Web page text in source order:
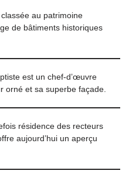
au patrimoine
de bâtiments historiques
est un chef-d’œuvre
orné et sa superbe façade.
résidence des recteurs
aujourd’hui un aperçu